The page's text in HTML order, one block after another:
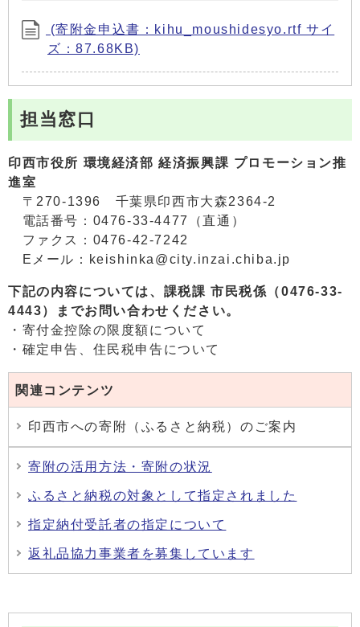
(寄附金申込書：kihu_moushidesyo.rtf サイ
ズ：87.68KB)
担当窓口
印西市役所 環境経済部 経済振興課 プロモーション推
進室
〒270-1396 千葉県印西市大森2364-2
電話番号：0476-33-4477（直通）
ファクス：0476-42-7242
Eメール：keishinka@city.inzai.chiba.jp
下記の内容については、課税課 市民税係（0476-33-
4443）までお問い合わせください。
・寄付金控除の限度額について
・確定申告、住民税申告について
関連コンテンツ
印西市への寄附（ふるさと納税）のご案内
寄附の活用方法・寄附の状況
ふるさと納税の対象として指定されました
指定納付受託者の指定について
返礼品協力事業者を募集しています